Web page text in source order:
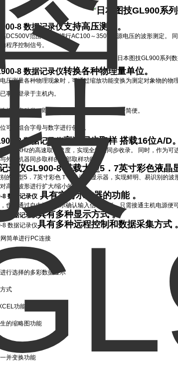
8 数据记录仪支持高压测试。
DC500V范围，还可进行AC100～350V电源电压的波形测定。
程序控制信号。
8 数据记录仪转换各种物理量单位。
压测量各种物理现象时，可通过缩放功能变换为测定对象物的物理
事先登录于主机内。
择设定种类，即可选择与其相关的单位，十分简便。
可以组合字母与数字进行创建。
8 数据记录仪高速同步取样 搭载16位A/D。
100kHz的高速取样速度，实现全频道同步收录。 同时，作为可
外部机器同步取样的外部取样功能。
录仪GL900-8搭载大型5．7英寸彩色液晶
的大型5．7英寸彩色ＴＦＴ液晶显示器，实现鲜明、易识别的
高速波形进行扩大/缩小的切换。
8 数据记录仪 具有实时示波器的功能 。
也可通过自由运行显示确认输入信号波形。只需接通主机电源便
8 数据记录仪具有多种显示方式 。
8 数据记录仪具有多种远程控制和数据采集方式 。
简单进行PC连接
行选择的多彩数据显示
式
功能
的缩略图功能
并变换功能